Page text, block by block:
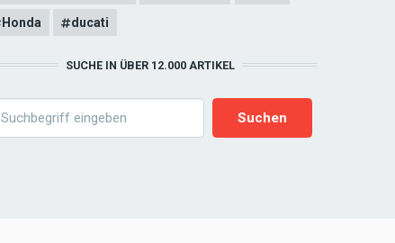
Honda ducati
SUCHE IN ÜBER 12.000 ARTIKEL